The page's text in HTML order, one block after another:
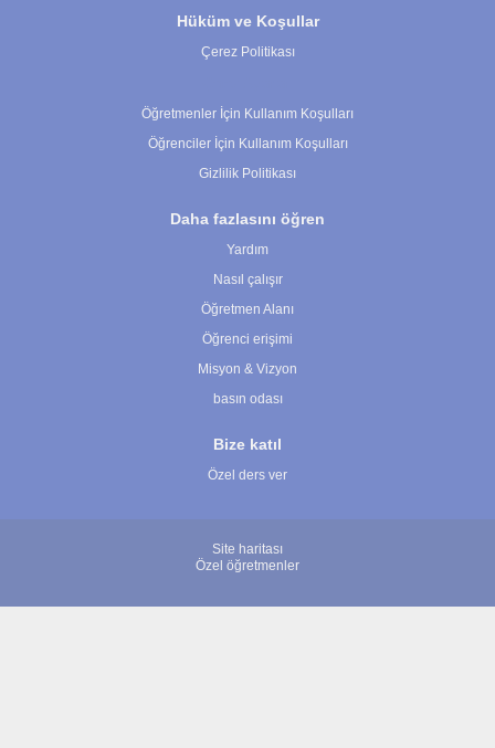
Hüküm ve Koşullar
Çerez Politikası
Öğretmenler İçin Kullanım Koşulları
Öğrenciler İçin Kullanım Koşulları
Gizlilik Politikası
Daha fazlasını öğren
Yardım
Nasıl çalışır
Öğretmen Alanı
Öğrenci erişimi
Misyon & Vizyon
basın odası
Bize katıl
Özel ders ver
Site haritası
Özel öğretmenler